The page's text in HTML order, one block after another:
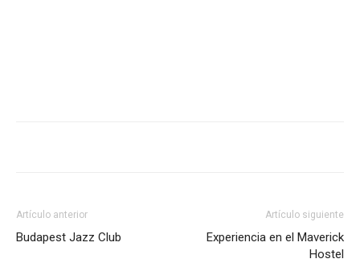
Artículo anterior
Budapest Jazz Club
Artículo siguiente
Experiencia en el Maverick
Hostel